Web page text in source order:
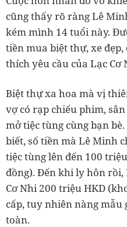
cũng thấy rõ ràng Lê
kém mình 14 tuổi này.
tiền mua biệt thự, xe
thích yêu cầu của Lạc Cơ
Biệt thự xa hoa mà vị
vợ có rạp chiếu phim,
mở tiệc tùng cùng bạn
biết, số tiền mà Lê Minh
tiệc tùng lên đến 100
đồng). Đến khi ly hôn rồi,
Cơ Nhi 200 triệu HKD
cấp, tuy nhiên nàng mẫu
toàn.